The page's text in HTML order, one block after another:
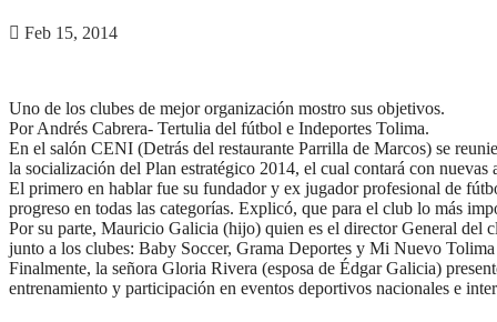
Feb 15, 2014
Uno de los clubes de mejor organización mostro sus objetivos.
Por Andrés Cabrera- Tertulia del fútbol e Indeportes Tolima.
En el salón CENI (Detrás del restaurante Parrilla de Marcos) se
la socialización del Plan estratégico 2014, el cual contará con
El primero en hablar fue su fundador y ex jugador profesional de
progreso en todas las categorías. Explicó, que para el club lo más
Por su parte, Mauricio Galicia (hijo) quien es el director General del
junto a los clubes: Baby Soccer, Grama Deportes y Mi Nuevo
Finalmente, la señora Gloria Rivera (esposa de Édgar Galicia)
entrenamiento y participación en eventos deportivos nacionales e